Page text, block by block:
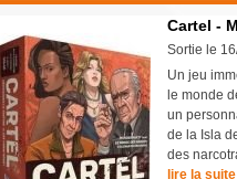
Cartel -
Sortie le
Un jeu
le monde
un
de la Isla
des
lire la suite